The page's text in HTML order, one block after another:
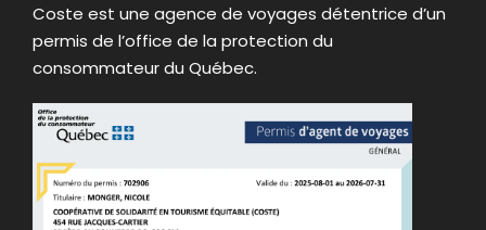
Coste est une agence de voyages détentrice d’un
permis de l’office de la protection du
consommateur du Québec.